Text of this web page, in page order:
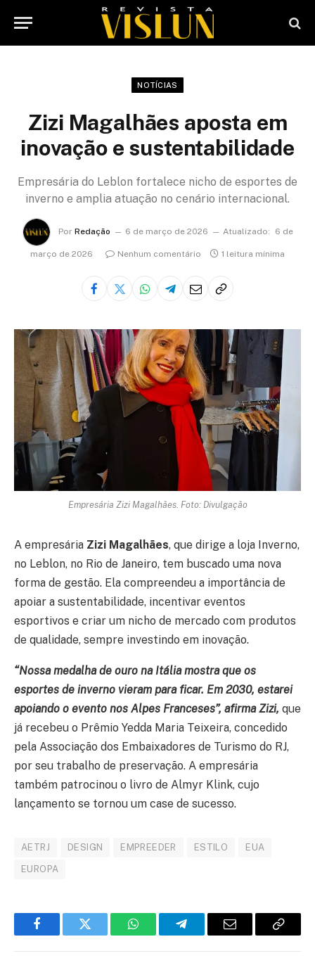
NOTÍCIAS
Zizi Magalhães aposta em
inovação e sustentabilidade
Empresária do Leblon fortalece nicho de esportes de
inverno e amplia atuação no cenário internacional.
Por Redação 6 de março de 2026 Atualizado: 6 de
março de 2026 Nenhum comentário 1 leitura mínima
Empresária Zizi Magalhães. Foto: Divulgação
A empresária Zizi Magalhães, que dirige a loja Inverno,
no Leblon, no Rio de Janeiro, tem buscado uma nova
forma de gestão. Ela compreendeu a importância de
apoiar a sustentabilidade, incentivar eventos
esportivos e criar um nicho de mercado com produtos
de qualidade, sempre investindo em inovação.
“Nossa medalha de ouro na Itália mostra que os
esportes de inverno vieram para ficar. Em 2030, estarei
apoiando o evento nos Alpes Franceses”, afirma Zizi, que
já recebeu o Prêmio Yedda Maria Teixeira, concedido
pela Associação dos Embaixadores de Turismo do RJ,
por seu trabalho de preservação. A empresária
também patrocinou o livro de Almyr Klink, cujo
lançamento se tornou um case de sucesso.
AETRJ DESIGN EMPREEDER ESTILO EUA
EUROPA
FacebookTwitter WhatsAppTelegramE-
Copiar